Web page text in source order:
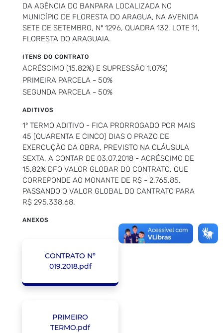
DA AGÊNCIA DO BANPARA LOCALIZADA NO
MUNICÍPIO DE FLORESTA DO ARAGUA, NA AVENIDA
SETE DE SETEMBRO, Nº 1296, QUADRA 132, LOTE 11,
FLORESTA DO ARAGUAIA.
ITENS DO CONTRATO
ACRÉSCIMO (15,82%) E SUPRESSÃO 1,07%)
PRIMEIRA PARCELA - 50%
SEGUNDA PARCELA - 50%
ADITIVOS
1º TERMO ADITIVO - FICA PRORROGADO POR MAIS
45 (QUARENTA E CINCO) DIAS O PRAZO DE
EXERCUÇÃO DA OBRA, PREVISTO NA CLÁUSULA
SEXTA, A CONTAR DE 03.07.2018 - ACRÉSCIMO DE
15,82% DFO VALOR GLOBAR DO CONTRATO, QUE
CORREPONDE AO MONANTE DE R$ - 2.765,85,
PASSANDO O VALOR GLOBAL DO CANTRATO PARA
R$ 295.338,68.
ANEXOS
CONTRATO Nº
019.2018.pdf
PRIMEIRO
TERMO.pdf